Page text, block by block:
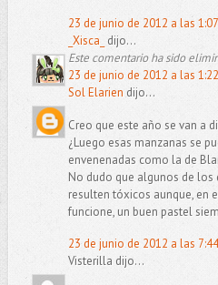
23 de junio de 2012 a las 1:07
_Xisca_ dijo...
Este comentario ha sido
23 de junio de 2012 a las 1:22
Sol Elarien dijo...
Creo que este año se van a
¿Luego esas manzanas se
envenenadas como la de
No dudo que algunos de los
resulten tóxicos aunque, en
funcione, un buen pastel
23 de junio de 2012 a las 7:44
Visterilla dijo...